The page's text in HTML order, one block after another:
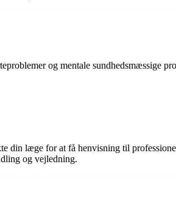
og mentale sundhedsmæssige
din læge for at få henvisning til
og vejledning.